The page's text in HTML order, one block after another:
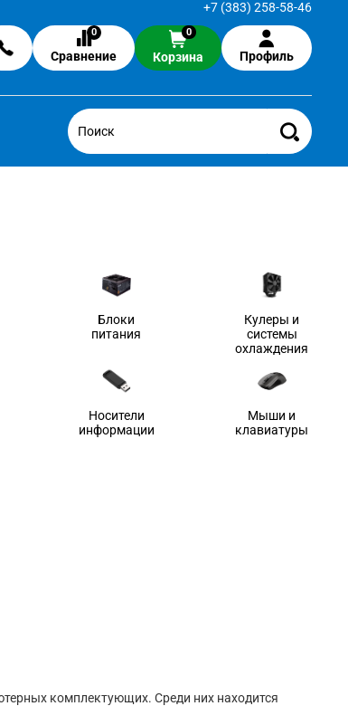
+7 (383) 258-58-46
0
Сравнение
0
Корзина Профиль
Блоки
питания
Кулеры и
системы
охлаждения
Носители
информации
Мыши и
клавиатуры
комплектующих. Среди них находится